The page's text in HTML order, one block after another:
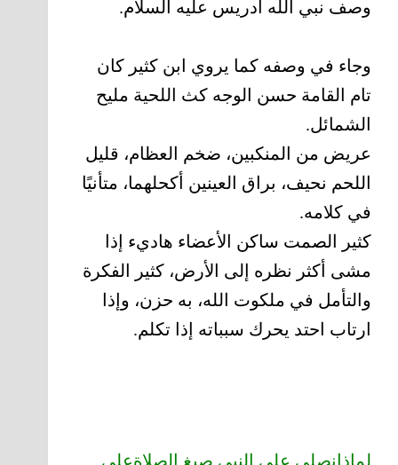
وصف نبي الله ادريس عليه السلام.
وجاء في وصفه كما يروي ابن كثير كان
تام القامة حسن الوجه كث اللحية مليح
الشمائل.
عريض من المنكبين، ضخم العظام، قليل
اللحم نحيف، براق العينين أكحلهما، متأنيًا
في كلامه.
كثير الصمت ساكن الأعضاء هاديء إذا
مشى أكثر نظره إلى الأرض، كثير الفكرة
والتأمل في ملكوت الله، به حزن، وإذا
ارتاب احتد يحرك سبباته إذا تكلم.
لماذانصلي على النبي صيغ الصلاةعلى